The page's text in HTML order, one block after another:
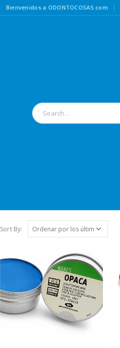
Bienvenidos a ODONTOCOSAS.com |
Sort By: